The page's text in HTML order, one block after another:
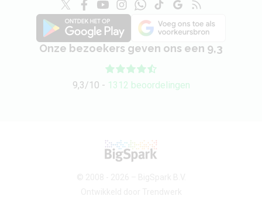
Onze bezoekers geven ons een 9,3
9,3/10 - 1312 beoordelingen